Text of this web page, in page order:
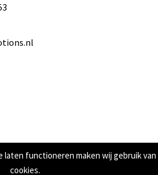
laten functioneren maken wij gebruik van
cookies.